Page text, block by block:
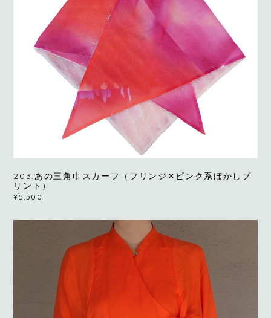
203.あの三角巾スカーフ（フリンジ✕ピンク系ぼかしプ
リント）
¥5,500